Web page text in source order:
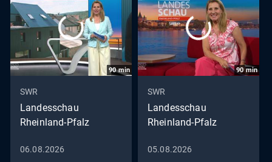
90min
SWR
Landesschau
Rheinland-Pfalz
06.08.2026
90min
SWR
Landesschau
Rheinland-Pfalz
05.08.2026